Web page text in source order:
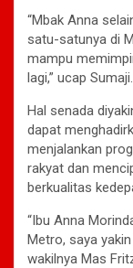
“Mbak Anna
satu-satunya di
mampu
lagi,” ucap Sumaji.
Hal senada
dapat
menjalankan
rakyat dan
berkualitas
“Ibu Anna
Metro, saya
wakilnya Mas